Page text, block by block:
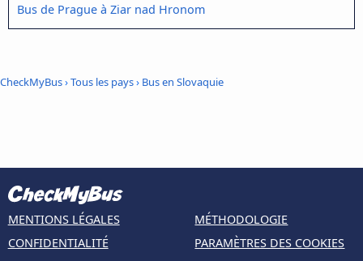
Bus de Prague à Ziar nad Hronom
CheckMyBus›Tous les pays› Bus en Slovaquie
MENTIONS LÉGALES
CONFIDENTIALITÉ
MÉTHODOLOGIE
PARAMÈTRES DES COOKIES